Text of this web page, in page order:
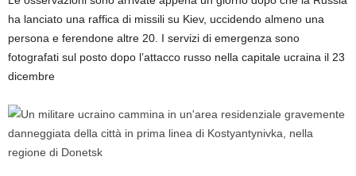
ha lanciato una raffica di missili su Kiev, uccidendo almeno una
persona e ferendone altre 20. I servizi di emergenza sono
fotografati sul posto dopo l’attacco russo nella capitale ucraina il 23
dicembre